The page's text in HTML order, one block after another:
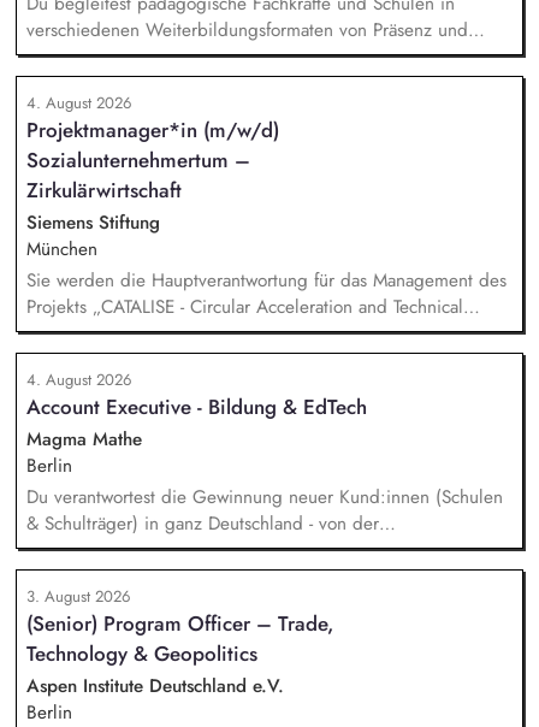
verschiedenen Weiterbildungsformaten von Präsenz und
Online-Workshops bis hin zu pädogischen Tagen und erstellst
Online-Selbstlernkurse für unsere Plattform schlau-lernen.org.
Die inhaltlichen Schwerpunkte liegen dabei auf den
Bereichen Lesen lernen, Mehrsprachigkeitsbewusstsein und
Alphabetisierung in der Grundschule.
4. August 2026
Projektmanager*in (m/w/d)
Sozialunternehmertum –
Zirkulärwirtschaft
Siemens Stiftung
München
Sie werden die Hauptverantwortung für das Management des
Projekts „CATALISE - Circular Acceleration and Technical
Assistance for Local Innovation and Sustainable Enterprises
4. August 2026
Account Executive - Bildung & EdTech
Magma Mathe
Berlin
Du verantwortest die Gewinnung neuer Kund:innen (Schulen
& Schulträger) in ganz Deutschland - von der
Leadgenerierung bis zum Vertragsabschluss. Dabei arbeitest
du sowohl mit selbst generierten Leads als auch mit
qualifizierten Inbound-Anfragen in einem typischen Sales-
Zyklus von rund zwei Monaten. Außerdem repräsentierst du
uns auf Messen, Konferenzen und Veranstaltungen im
Bildungsbereich und...
3. August 2026
(Senior) Program Officer – Trade,
Technology & Geopolitics
Aspen Institute Deutschland e.V.
Berlin